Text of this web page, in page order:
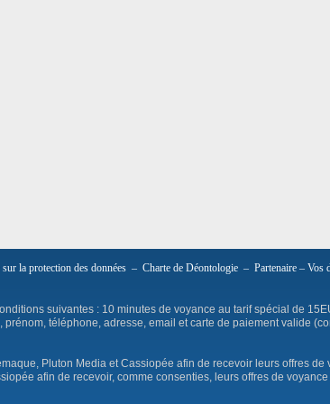
sur la protection des données – Charte de Déontologie – Partenaire – Vos
suivantes : 10 minutes de voyance au tarif spécial de
téléphone, adresse, email et carte de paiement valide
Pluton Media et Cassiopée afin de recevoir leurs offres
afin de recevoir, comme consenties, leurs offres de